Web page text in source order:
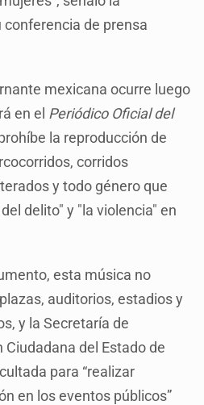
de prensa
mexicana ocurre luego
en el Periódico Oficial del
la reproducción de
corridos
y todo género que
delito" y "la violencia" en
esta música no
auditorios, estadios y
y la Secretaría de
del Estado de
para “realizar
en los eventos públicos”